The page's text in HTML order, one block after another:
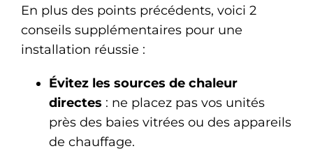
En plus des points précédents, voici 2
conseils supplémentaires pour une
installation réussie :
Évitez les sources de chaleur
directes : ne placez pas vos unités
près des baies vitrées ou des appareils
de chauffage.